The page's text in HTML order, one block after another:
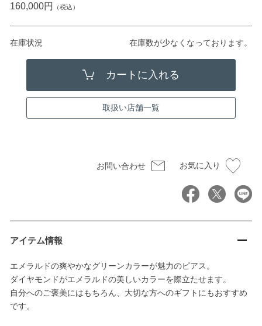
160,000円 （税込）
在庫状況 在庫数が少なくなっております。
取扱い店舗一覧
お問い合わせ お気に入り
アイテム情報
エメラルドの爽やかなグリーンカラーが魅力のピアス。
ダイヤモンドがエメラルドの美しいカラーを際立たせます。
自分へのご褒美にはもちろん、大切な方へのギフトにもおすすめ
です。